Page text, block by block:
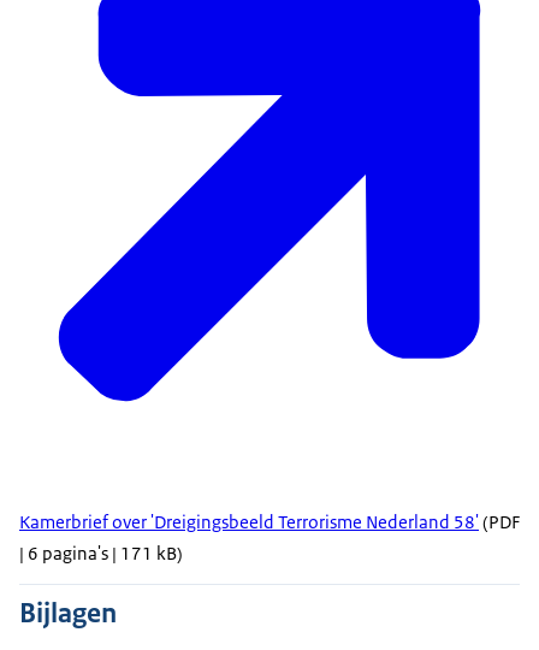
Kamerbrief over 'Dreigingsbeeld Terrorisme Nederland 58'(PDF
| 6 pagina's | 171 kB)
Bijlagen